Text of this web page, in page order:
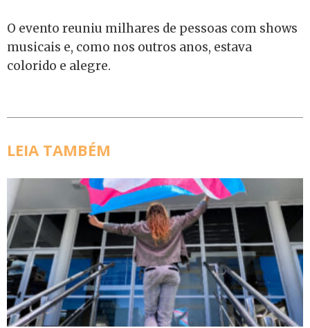
O evento reuniu milhares de pessoas com shows
musicais e, como nos outros anos, estava
colorido e alegre.
LEIA TAMBÉM